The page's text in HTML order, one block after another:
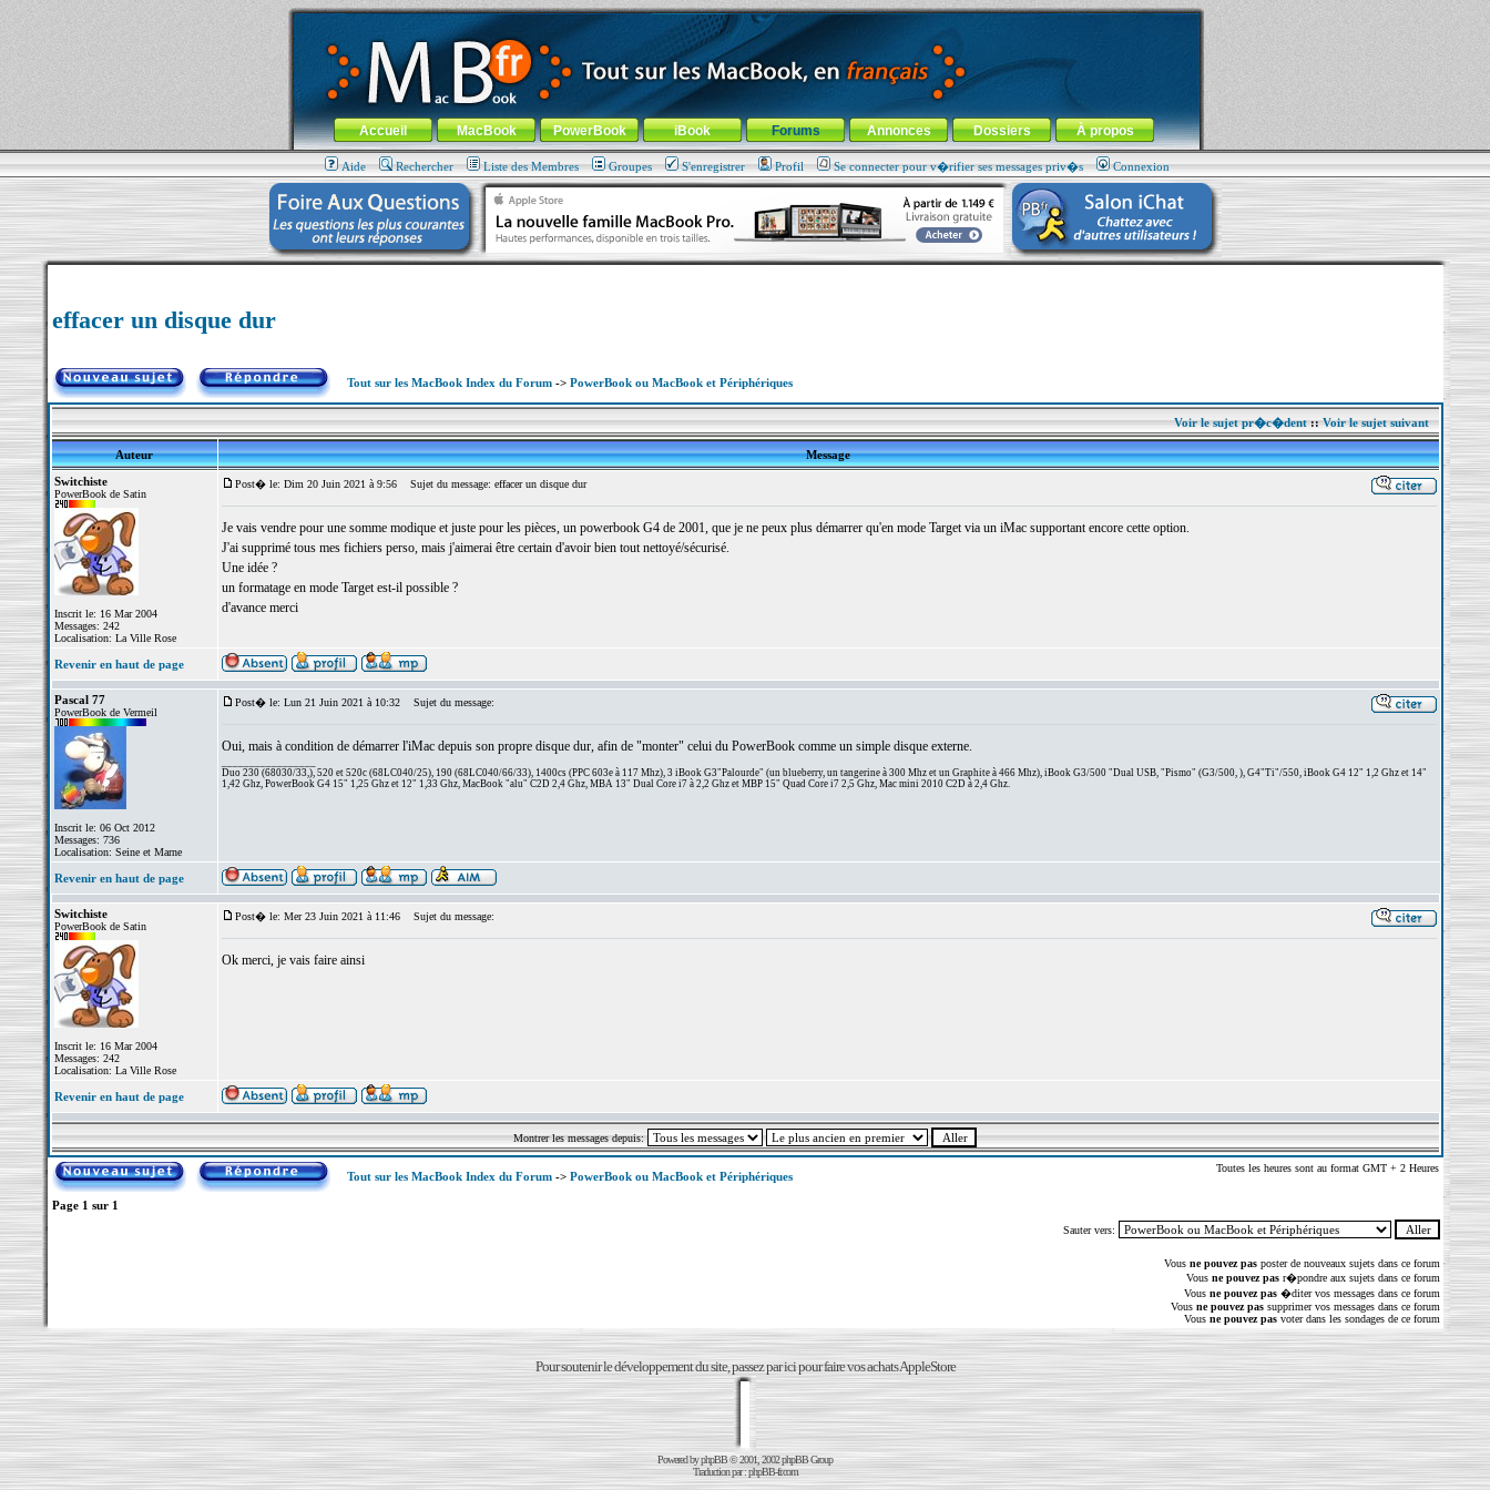
MacBook-fr.com : 100% Apple... 100% nomade !
Aller au contenu-Aller au menu général-Aller au menu de la rubrique
Menu général
Accueil MacBook PowerBook iBook Forums Annonces Dossiers À propos
Aide Rechercher Liste des Membres Groupes S'enregistrer Profil Se connecter pour v�rifier ses messages priv�s Connexion
effacer un disque dur
Tout sur les MacBook Index du Forum-> PowerBook ou MacBook et Périphériques
Voir le sujet pr�c�dent::Voir le sujet suivant
Auteur
Message
Switchiste
PowerBook de Satin
Inscrit le: 16 Mar 2004
Messages: 242
Localisation: La Ville Rose
Post� le: Dim 20 Juin 2021 à 9:56 Sujet du message: effacer un disque dur
Je vais vendre pour une somme modique et juste pour les pièces, un powerbook G4 de 2001, que je ne peux plus démarrer qu'en mode Target via un iMac supportant encore cette option.
J'ai supprimé tous mes fichiers perso, mais j'aimerai être certain d'avoir bien tout nettoyé/sécurisé.
Une idée ?
un formatage en mode Target est-il possible ?
d'avance merci
Revenir en haut de page
Pascal 77
PowerBook de Vermeil
Inscrit le: 06 Oct 2012
Messages: 736
Localisation: Seine et Marne
Post� le: Lun 21 Juin 2021 à 10:32 Sujet du message:
Oui, mais à condition de démarrer l'iMac depuis son propre disque dur, afin de "monter" celui du PowerBook comme un simple disque externe.
Duo 230 (68030/33,), 520 et 520c (68LC040/25), 190 (68LC040/66/33), 1400cs (PPC 603e à 117 Mhz), 3 iBook G3"Palourde" (un blueberry, un tangerine à 300 Mhz et un Graphite à 466 Mhz), iBook G3/500 "Dual USB, "Pismo" (G3/500, ), G4"Ti"/550, iBook G4 12" 1,2 Ghz et 14"
1,42 Ghz, PowerBook G4 15" 1,25 Ghz et 12" 1,33 Ghz, MacBook "alu" C2D 2,4 Ghz, MBA 13" Dual Core i7 à 2,2 Ghz et MBP 15" Quad Core i7 2,5 Ghz, Mac mini 2010 C2D à 2,4 Ghz.
Revenir en haut de page
Switchiste
PowerBook de Satin
Inscrit le: 16 Mar 2004
Messages: 242
Localisation: La Ville Rose
Post� le: Mer 23 Juin 2021 à 11:46 Sujet du message:
Ok merci, je vais faire ainsi
Revenir en haut de page
Montrer les messages depuis:
Tout sur les MacBook Index du Forum-> PowerBook ou MacBook et Périphériques
Toutes les heures sont au format GMT + 2 Heures
Page 1 sur 1
Sauter vers:
Vous ne pouvez pasposter de nouveaux sujets dans ce forum
Vous ne pouvez pasr�pondre aux sujets dans ce forum
Vous ne pouvez pas�diter vos messages dans ce forum
Vous ne pouvez passupprimer vos messages dans ce forum
Vous ne pouvez pasvoter dans les sondages de ce forum
Pour soutenir le développement du site, passez par ici pour faire vos achats AppleStore
Powered byphpBB© 2001, 2002 phpBB Group
Traduction par :phpBB-fr.com